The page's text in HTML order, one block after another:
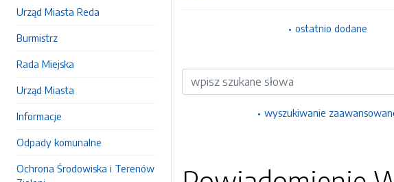
Urząd Miasta Reda
Burmistrz
Rada Miejska
Urząd Miasta
Informacje
Odpady komunalne
Ochrona Środowiska i Terenów
ostatnio dodane
Wyszukiwarka
wyszukiwanie